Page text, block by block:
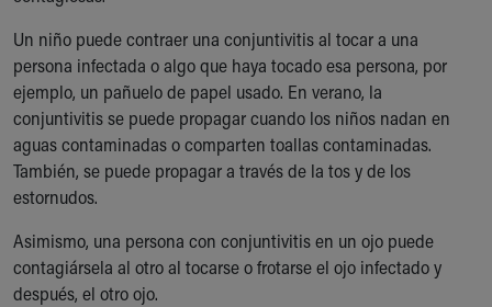
Un niño puede contraer una conjuntivitis al tocar a una
persona infectada o algo que haya tocado esa persona, por
ejemplo, un pañuelo de papel usado. En verano, la
conjuntivitis se puede propagar cuando los niños nadan en
aguas contaminadas o comparten toallas contaminadas.
También, se puede propagar a través de la tos y de los
estornudos.
Asimismo, una persona con conjuntivitis en un ojo puede
contagiársela al otro al tocarse o frotarse el ojo infectado y
después, el otro ojo.